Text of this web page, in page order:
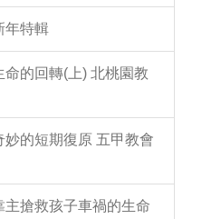
年特輯
的回轉(上) 北桃園教
的短期復原 五甲教會
搶救孩子車禍的生命